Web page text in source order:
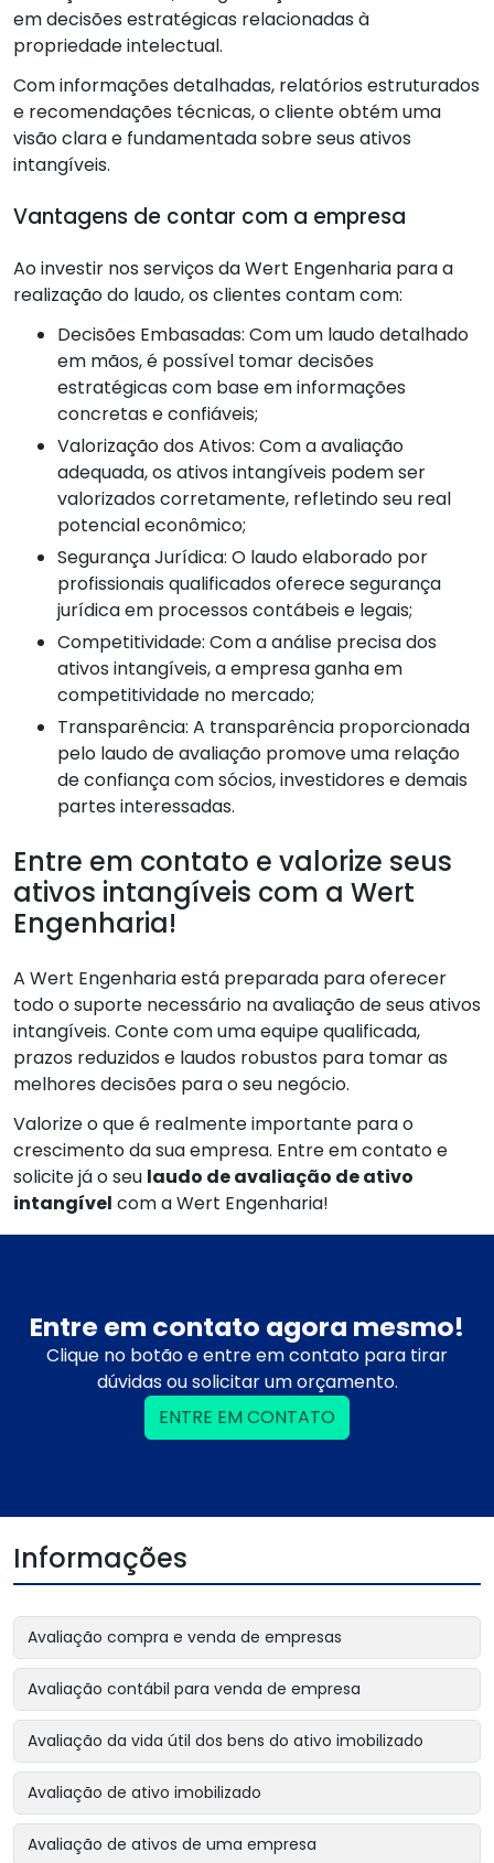
em decisões estratégicas relacionadas à
propriedade intelectual.
Com informações detalhadas, relatórios estruturados
e recomendações técnicas, o cliente obtém uma
visão clara e fundamentada sobre seus ativos
intangíveis.
Vantagens de contar com a empresa
Ao investir nos serviços da Wert Engenharia para a
realização do laudo, os clientes contam com:
Decisões Embasadas: Com um laudo detalhado
em mãos, é possível tomar decisões
estratégicas com base em informações
concretas e confiáveis;
Valorização dos Ativos: Com a avaliação
adequada, os ativos intangíveis podem ser
valorizados corretamente, refletindo seu real
potencial econômico;
Segurança Jurídica: O laudo elaborado por
profissionais qualificados oferece segurança
jurídica em processos contábeis e legais;
Competitividade: Com a análise precisa dos
ativos intangíveis, a empresa ganha em
competitividade no mercado;
Transparência: A transparência proporcionada
pelo laudo de avaliação promove uma relação
de confiança com sócios, investidores e demais
partes interessadas.
Entre em contato e valorize seus
ativos intangíveis com a Wert
Engenharia!
A Wert Engenharia está preparada para oferecer
todo o suporte necessário na avaliação de seus ativos
intangíveis. Conte com uma equipe qualificada,
prazos reduzidos e laudos robustos para tomar as
melhores decisões para o seu negócio.
Valorize o que é realmente importante para o
crescimento da sua empresa. Entre em contato e
solicite já o seu laudo de avaliação de ativo
intangível com a Wert Engenharia!
Entre em contato agora mesmo!
Clique no botão e entre em contato para tirar
dúvidas ou solicitar um orçamento.
ENTRE EM CONTATO
Informações
Avaliação compra e venda de empresas
Avaliação contábil para venda de empresa
Avaliação da vida útil dos bens do ativo imobilizado
Avaliação de ativo imobilizado
Avaliação de ativos de uma empresa